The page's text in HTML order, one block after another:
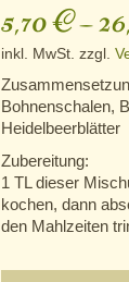
5,70€–
inkl. MwSt. zzgl.
Bohnenschalen,
Heidelbeerblätter
Zubereitung:
1 TL dieser
kochen, dann
den Mahlzeiten